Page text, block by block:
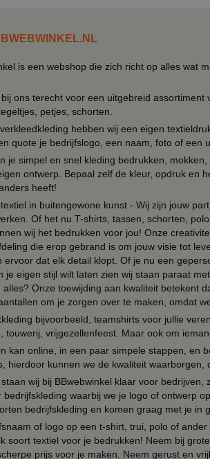
is een webshop die zich richt op alles wat
ons terecht voor een uitgebreid
petjes, schorten.
hebben wij een eigen
quote je bedrijfslogo, een naam, foto of een
je simpel en snel kleding bedrukken,
ontwerp. Bepaal zelf de kleur, opdruk en
heeft!
in buitengewone kunst - Wij zijn jouw
Of het nu T-shirts, tassen, schorten,
wij het bedrukken voor jou! Onze
die erop gebrand is om jouw visie tot
ervoor dat elk detail klopt. Of je nu een
je eigen stijl wilt laten zien wij staan paraat
alles? Onze toewijding aan kwaliteit betekent
om je zorgen over te maken, omdat
bijvoorbeeld, teamshirts voor jullie
touwerij, vrijgezellenfeest. Maar ook om
kan online, in een paar simpele stappen, en
hierdoor kunnen we de kwaliteit
wij bij BBwebwinkel klaar voor
bedrijfskleding waarbij we je logo of ontwerp
bedrijfskleding en komen graag met je in
of logo op een t-shirt, trui, polo of
soort textiel voor je bedrukken! Neem bij
prijs voor je maken. Neem gerust en